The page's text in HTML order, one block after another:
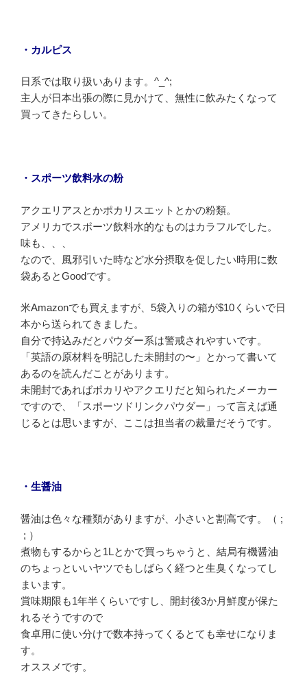
・カルピス
日系では取り扱いあります。^_^;
主人が日本出張の際に見かけて、無性に飲みたくなって
買ってきたらしい。
・スポーツ飲料水の粉
アクエリアスとかポカリスエットとかの粉類。
アメリカでスポーツ飲料水的なものはカラフルでした。
味も、、、
なので、風邪引いた時など水分摂取を促したい時用に数
袋あるとGoodです。
米Amazonでも買えますが、5袋入りの箱が$10くらいで日
本から送られてきました。
自分で持込みだとパウダー系は警戒されやすいです。
「英語の原材料を明記した未開封の〜」とかって書いて
あるのを読んだことがあります。
未開封であればポカリやアクエリだと知られたメーカー
ですので、「スポーツドリンクパウダー」って言えば通
じるとは思いますが、ここは担当者の裁量だそうです。
・生醤油
醤油は色々な種類がありますが、小さいと割高です。（ ;
; ）
煮物もするからと1Lとかで買っちゃうと、結局有機醤油
のちょっといいヤツでもしばらく経つと生臭くなってし
まいます。
賞味期限も1年半くらいですし、開封後3か月鮮度が保た
れるそうですので
食卓用に使い分けで数本持ってくるとても幸せになりま
す。
オススメです。